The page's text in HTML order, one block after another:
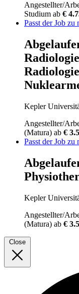
Angestellter/
Studium ab €
Passt der Job zu
Kepler
Angestellter/
(Matura) ab €
Passt der Job zu
Kepler
Angestellter/
(Matura) ab €
Close